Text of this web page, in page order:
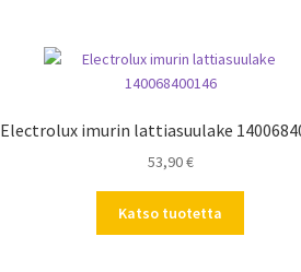
Electrolux imurin lattiasuulake
53,90€
Katso tuotetta